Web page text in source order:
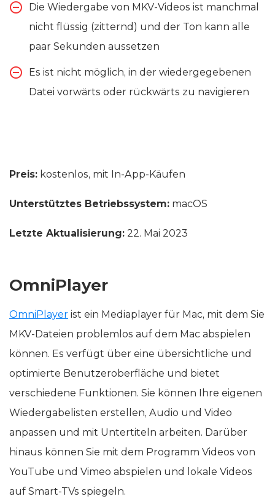
Die Wiedergabe von MKV-Videos ist manchmal
nicht flüssig (zitternd) und der Ton kann alle
paar Sekunden aussetzen
Es ist nicht möglich, in der wiedergegebenen
Datei vorwärts oder rückwärts zu navigieren
Preis: kostenlos, mit In-App-Käufen
Unterstütztes Betriebssystem: macOS
Letzte Aktualisierung: 22. Mai 2023
OmniPlayer
OmniPlayer ist ein Mediaplayer für Mac, mit dem Sie
MKV-Dateien problemlos auf dem Mac abspielen
können. Es verfügt über eine übersichtliche und
optimierte Benutzeroberfläche und bietet
verschiedene Funktionen. Sie können Ihre eigenen
Wiedergabelisten erstellen, Audio und Video
anpassen und mit Untertiteln arbeiten. Darüber
hinaus können Sie mit dem Programm Videos von
YouTube und Vimeo abspielen und lokale Videos
auf Smart-TVs spiegeln.